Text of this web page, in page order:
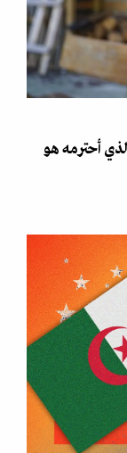
أحترمه هو